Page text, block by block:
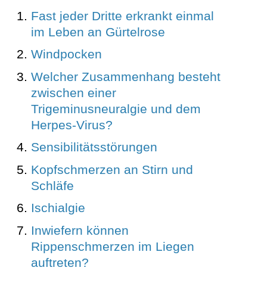
Fast jeder Dritte erkrankt einmal
im Leben an Gürtelrose
Windpocken
Welcher Zusammenhang besteht
zwischen einer
Trigeminusneuralgie und dem
Herpes-Virus?
Sensibilitätsstörungen
Kopfschmerzen an Stirn und
Schläfe
Ischialgie
Inwiefern können
Rippenschmerzen im Liegen
auftreten?